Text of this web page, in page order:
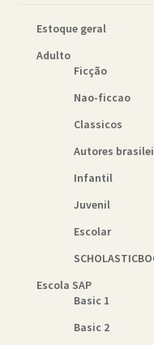
Estoque geral
Adulto
Ficção
Nao-ficcao
Classicos
Autores
Infantil
Juvenil
Escolar
Escola SAP
Basic 1
Basic 2